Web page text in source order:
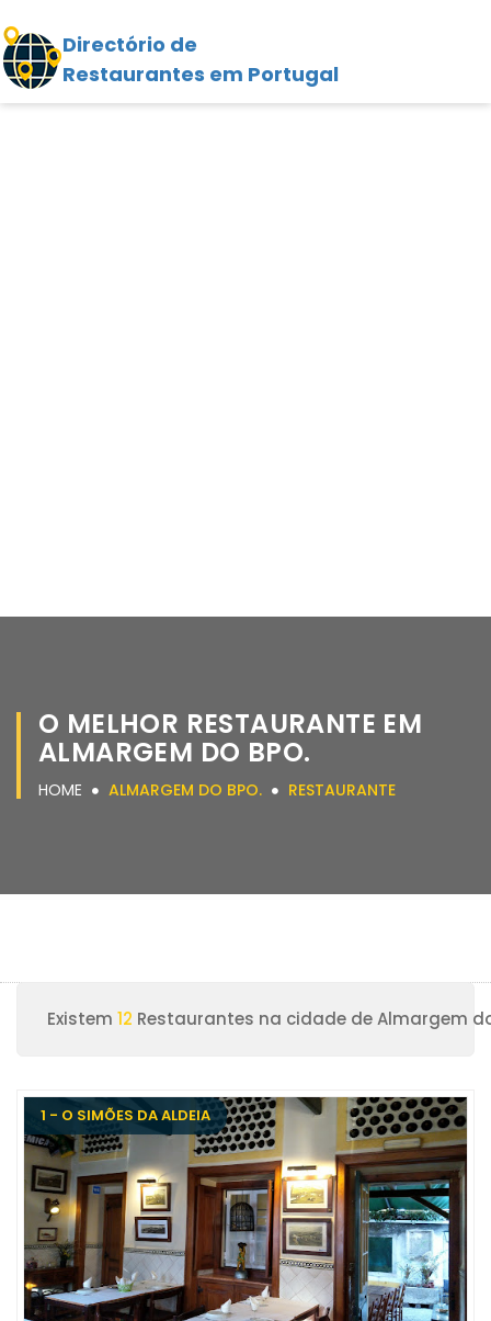
Directório de
Restaurantes em Portugal
O MELHOR RESTAURANTE EM
ALMARGEM DO BPO.
HOME ALMARGEM DO BPO. RESTAURANTE
Existem 12 Restaurantes na cidade de Almargem
1 - O SIMÕES DA ALDEIA